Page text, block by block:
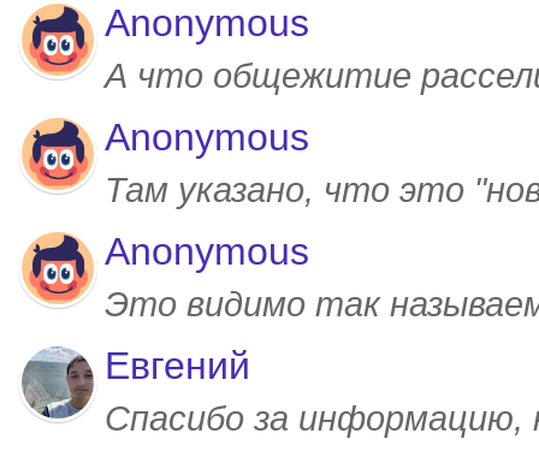
Anonymous
А что общежитие
Anonymous
Там указано, что это
Anonymous
Это видимо так
Евгений
Спасибо за